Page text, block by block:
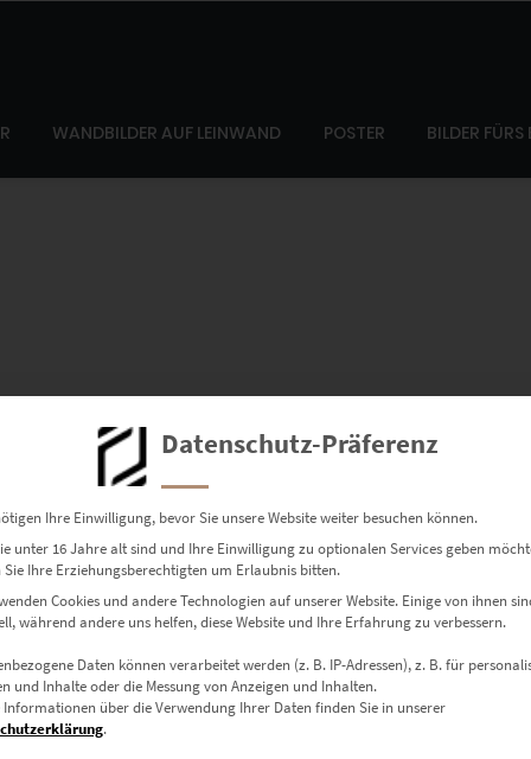
WANDBILDER AUF LEINWAND POSTER BILDER
Sie den “In den Warenkorb” Button anklicken. Dadurch
ändern, in dem Sie die Anzahl der Produkte ändern, durch
“Kasse” gelangen Sie zum nächsten Bestellschritt.
an falls Sie bereits ein Kundenkonto besitzen,
erhoben, verarbeitet und genutzt
nun die Versandart auswählen. Durch klicken des Buttons
Datenschutz-Präferenz
Ihre Einwilligung, bevor Sie unsere Website weiter besuchen können.
unter 16 Jahre alt sind und Ihre Einwilligung zu optionalen Services geben
Sie Ihre Erziehungsberechtigten um Erlaubnis bitten.
Cookies und andere Technologien auf unserer Website. Einige von ihnen
während andere uns helfen, diese Website und Ihre Erfahrung zu verbessern.
Daten können verarbeitet werden (z. B. IP-Adressen), z. B. für
und Inhalte oder die Messung von Anzeigen und Inhalten.
Informationen über die Verwendung Ihrer Daten finden Sie in unserer
.